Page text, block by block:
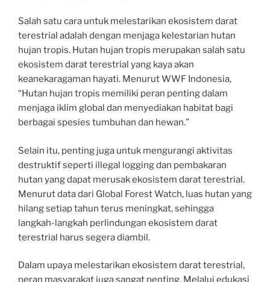
Salah satu cara untuk melestarikan ekosistem darat
terestrial adalah dengan menjaga kelestarian hutan
hujan tropis. Hutan hujan tropis merupakan salah satu
ekosistem darat terestrial yang kaya akan
keanekaragaman hayati. Menurut WWF Indonesia,
“Hutan hujan tropis memiliki peran penting dalam
menjaga iklim global dan menyediakan habitat bagi
berbagai spesies tumbuhan dan hewan.”
Selain itu, penting juga untuk mengurangi aktivitas
destruktif seperti illegal logging dan pembakaran
hutan yang dapat merusak ekosistem darat terestrial.
Menurut data dari Global Forest Watch, luas hutan yang
hilang setiap tahun terus meningkat, sehingga
langkah-langkah perlindungan ekosistem darat
terestrial harus segera diambil.
Dalam upaya melestarikan ekosistem darat terestrial,
peran masyarakat juga sangat penting. Melalui edukasi